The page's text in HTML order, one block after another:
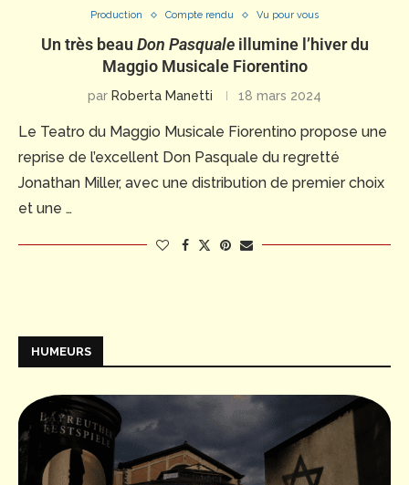
Production Compte rendu Vu pour vous
Un très beau Don Pasqualeillumine l’hiver du
Maggio Musicale Fiorentino
par Roberta Manetti 18 mars 2024
Le Teatro du Maggio Musicale Fiorentino propose une
reprise de l’excellent Don Pasquale du regretté
Jonathan Miller, avec une distribution de premier choix
et une …
HUMEURS